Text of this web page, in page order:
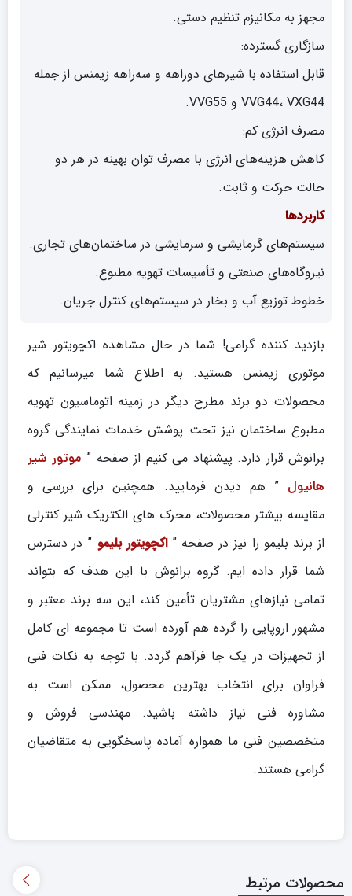
مجهز به مکانیزم تنظیم دستی.
سازگاری گسترده:
قابل استفاده با شیرهای دو‌راهه و سه‌راهه زیمنس از جمله
VVG44، VXG44 و VVG55.
مصرف انرژی کم:
کاهش هزینه‌های انرژی با مصرف توان بهینه در هر دو
حالت حرکت و ثابت.
کاربردها
سیستم‌های گرمایشی و سرمایشی در ساختمان‌های تجاری.
نیروگاه‌های صنعتی و تأسیسات تهویه مطبوع.
خطوط توزیع آب و بخار در سیستم‌های کنترل جریان.
بازدید کننده گرامی! شما در حال مشاهده اکچویتور شیر
موتوری زیمنس هستید. به اطلاع شما میرسانیم که
محصولات دو برند مطرح دیگر در زمینه اتوماسیون تهویه
مطبوع ساختمان نیز تحت پوشش خدمات نمایندگی گروه
برانوش قرار دارد. پیشنهاد می کنیم از صفحه ” موتور شیر
هانیول ” هم دیدن فرمایید. همچنین برای بررسی و
مقایسه بیشتر محصولات، محرک های الکتریک شیر کنترلی
از برند بلیمو را نیز در صفحه ”اکچویتور بلیمو ” در دسترس
شما قرار داده ایم. گروه برانوش با این هدف که بتواند
تمامی نیازهای مشتریان تأمین کند، این سه برند معتبر و
مشهور اروپایی را گرده هم آورده است تا مجموعه ای کامل
از تجهیزات در یک جا فرآهم گردد. با توجه به نکات فنی
فراوان برای انتخاب بهترین محصول، ممکن است به
مشاوره فنی نیاز داشته باشید. مهندسی فروش و
متخصصین فنی ما همواره آماده پاسخگویی به متقاضیان
گرامی هستند.
محصولات مرتبط